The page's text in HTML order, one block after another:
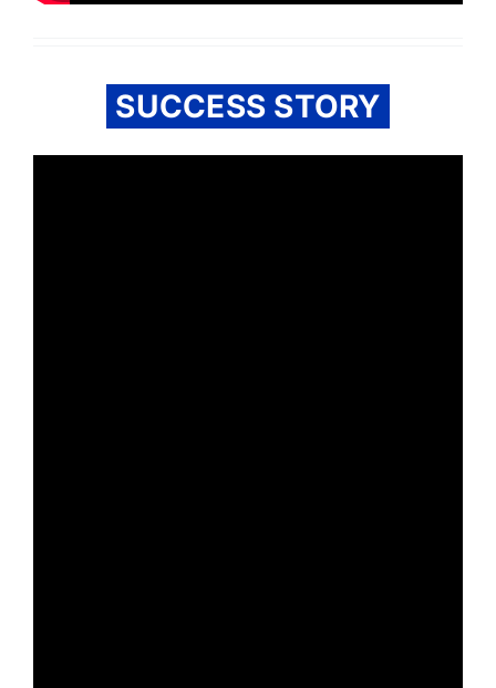
SUCCESS STORY